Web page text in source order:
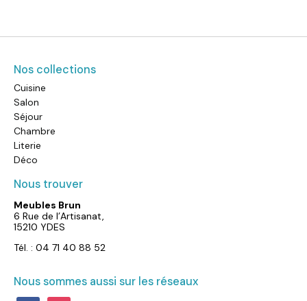
Nos collections
Cuisine
Salon
Séjour
Chambre
Literie
Déco
Nous trouver
Meubles Brun
6 Rue de l’Artisanat,
15210 YDES
Tél. : 04 71 40 88 52
Nous sommes aussi sur les réseaux